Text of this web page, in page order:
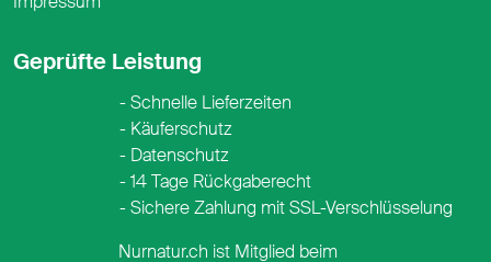
Geprüfte Leistung
Schnelle Lieferzeiten
Käuferschutz
Datenschutz
14 Tage Rückgaberecht
Sichere Zahlung mit SSL-Verschlüsselung
Nurnatur.ch ist Mitglied beim